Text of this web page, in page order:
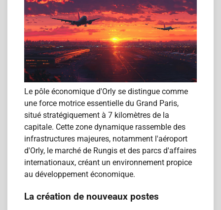
Le pôle économique d'Orly se distingue comme
une force motrice essentielle du Grand Paris,
situé stratégiquement à 7 kilomètres de la
capitale. Cette zone dynamique rassemble des
infrastructures majeures, notamment l'aéroport
d'Orly, le marché de Rungis et des parcs d'affaires
internationaux, créant un environnement propice
au développement économique.
La création de nouveaux postes